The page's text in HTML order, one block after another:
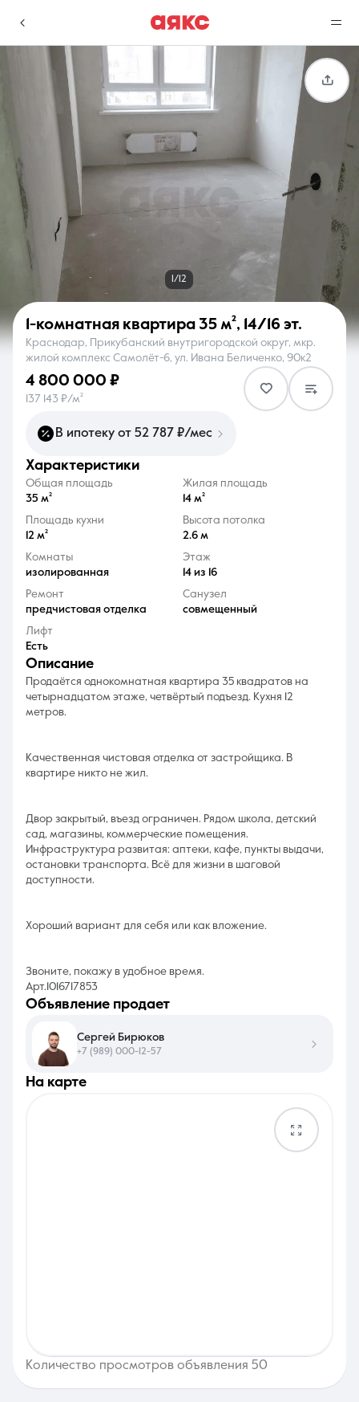
г. Краснодар
Избранное
0 объявлений
Сравнение
0 объявлений
Недвижимость
О компании Контакты
8 (861) 297-00-00
Ежедневно с 08:30 до 20:00
1/12
1-комнатная квартира 35 м², 14/16 эт.
Краснодар, Прикубанский внутригородской округ, мкр.
жилой комплекс Самолёт-6, ул. Ивана Беличенко, 90к2
4 800 000 ₽
137 143 ₽/м²
В ипотеку от 52 787 ₽/мес
характеристики
Общая площадь
35 м²
Жилая площадь
14 м²
Площадь кухни
12 м²
Высота потолка
2.6 м
Комнаты
изолированная
Этаж
14 из 16
Ремонт
предчистовая отделка
Санузел
совмещенный
Лифт
Есть
описание
Продаётся однокомнатная квартира 35 квадратов на
четырнадцатом этаже, четвёртый подъезд. Кухня 12
метров.
Качественная чистовая отделка от застройщика. В
квартире никто не жил.
Двор закрытый, въезд ограничен. Рядом школа, детский
сад, магазины, коммерческие помещения.
Инфраструктура развитая: аптеки, кафе, пункты выдачи,
остановки транспорта. Всё для жизни в шаговой
доступности.
Хороший вариант для себя или как вложение.
Звоните, покажу в удобное время.
Арт.1016717853
на карте
Количество просмотров объявления 50
объявление продает
Сергей Бирюков
+7 (989) 000-12-57